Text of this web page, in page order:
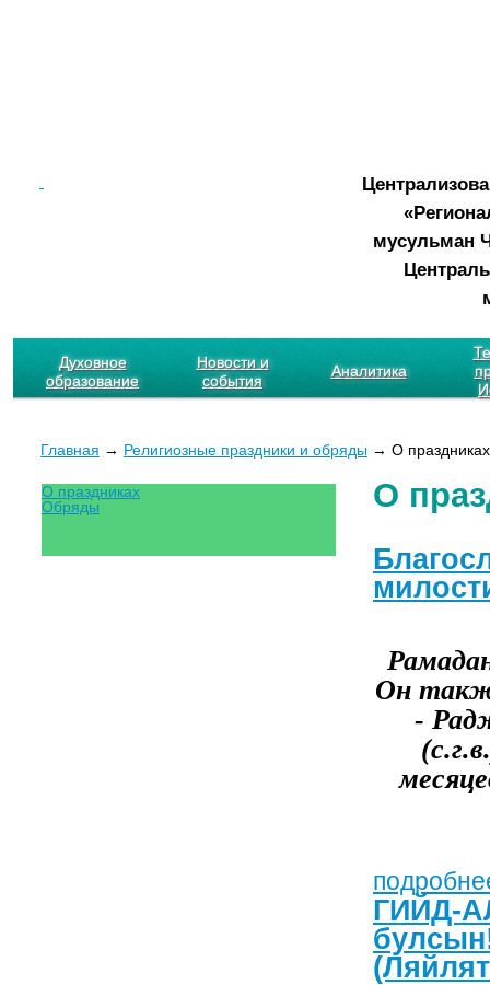
мусульман
Духовное
образование
Новости и
события
Аналитика
Главная → Религиозные праздники и обряды → О праздниках
О праздниках
Обряды
О
Он
-
ГИЙД-